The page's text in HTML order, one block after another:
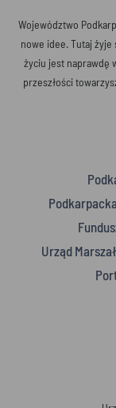
Województwo
nowe idee. Tutaj
życiu jest naprawdę
przeszłości
Urząd